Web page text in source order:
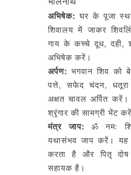
अभिषेक:घर के पूजा
शिवालय में जाकर
गाय के कच्चे दूध, दही,
अभिषेक करें।
अर्पण:भगवान शिव को
पत्ते, सफेद चंदन,
अक्षत चावल अर्पित करें।
श्रृंगार की सामग्री भेंट
मंत्र जाप: ॐ नमः
यथासंभव जाप करें। यह
करता है और पितृ
सहायक है।